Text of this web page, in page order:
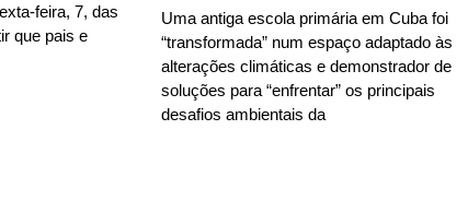
feira, 7, das
que pais e
Uma antiga escola primária em Cuba foi
“transformada” num espaço adaptado às
alterações climáticas e demonstrador de
soluções para “enfrentar” os principais
desafios ambientais da